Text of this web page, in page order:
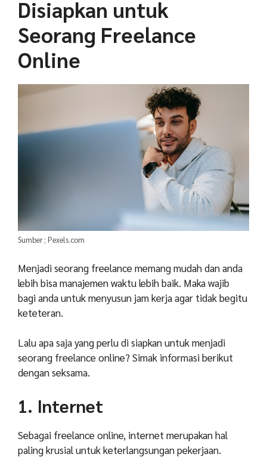
Disiapkan untuk
Seorang Freelance
Online
Sumber ; Pexels.com
Menjadi seorang freelance memang mudah dan anda
lebih bisa manajemen waktu lebih baik. Maka wajib
bagi anda untuk menyusun jam kerja agar tidak begitu
keteteran.
Lalu apa saja yang perlu di siapkan untuk menjadi
seorang freelance online? Simak informasi berikut
dengan seksama.
1. Internet
Sebagai freelance online, internet merupakan hal
paling krusial untuk keterlangsungan pekerjaan.